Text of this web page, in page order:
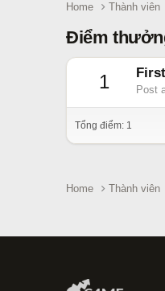
Home Thành viên
Điểm
1 Post
Tổng điểm: 1
Home Thành viên